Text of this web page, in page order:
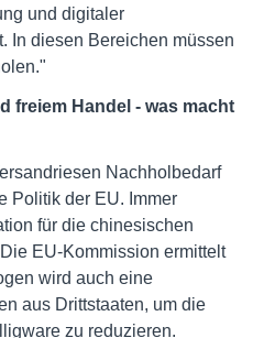
und digitaler
In diesen Bereichen müssen
freiem Handel - was macht
Nachholbedarf
Politik der EU. Immer
für die chinesischen
EU-Kommission ermittelt
wird auch eine
aus Drittstaaten, um die
zu reduzieren.